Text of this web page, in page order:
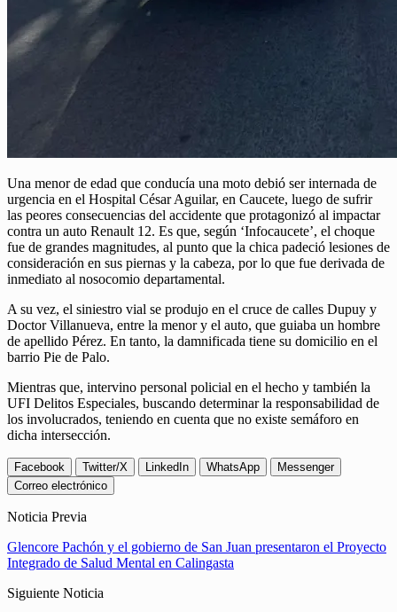
Una menor de edad que conducía una moto debió ser internada de
urgencia en el Hospital César Aguilar, en Caucete, luego de sufrir
las peores consecuencias del accidente que protagonizó al impactar
contra un auto Renault 12. Es que, según ‘Infocaucete’, el choque
fue de grandes magnitudes, al punto que la chica padeció lesiones de
consideración en sus piernas y la cabeza, por lo que fue derivada de
inmediato al nosocomio departamental.
A su vez, el siniestro vial se produjo en el cruce de calles Dupuy y
Doctor Villanueva, entre la menor y el auto, que guiaba un hombre
de apellido Pérez. En tanto, la damnificada tiene su domicilio en el
barrio Pie de Palo.
Mientras que, intervino personal policial en el hecho y también la
UFI Delitos Especiales, buscando determinar la responsabilidad de
los involucrados, teniendo en cuenta que no existe semáforo en
dicha intersección.
Facebook Twitter/X LinkedIn WhatsApp
Messenger
Correo electrónico
Noticia Previa
Glencore Pachón y el gobierno de San Juan presentaron el Proyecto
Integrado de Salud Mental en Calingasta
Siguiente Noticia